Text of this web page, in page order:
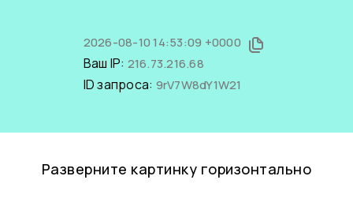
2026-08-10 14:53:09 +0000
Ваш IP: 216.73.216.68
ID запроса: 9rV7W8dY1W21
Разверните картинку горизонтально